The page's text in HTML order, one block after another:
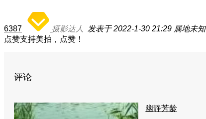
6387 摄影达人 发表于 2022-1-30 21:29 属地未知
点赞支持美拍，点赞！
评论
幽静芳龄